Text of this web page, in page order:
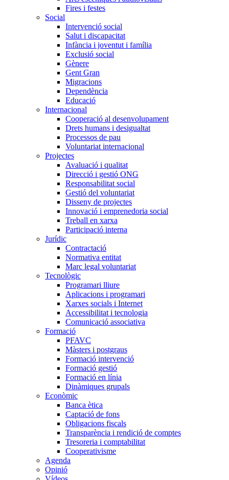
Fires i festes
Social
Intervenció social
Salut i discapacitat
Infància i joventut i família
Exclusió social
Gènere
Gent Gran
Migracions
Dependència
Educació
Internacional
Cooperació al desenvolupament
Drets humans i desigualtat
Processos de pau
Voluntariat internacional
Projectes
Avaluació i qualitat
Direcció i gestió ONG
Responsabilitat social
Gestió del voluntariat
Disseny de projectes
Innovació i emprenedoria social
Treball en xarxa
Participació interna
Jurídic
Contractació
Normativa entitat
Marc legal voluntariat
Tecnològic
Programari lliure
Aplicacions i programari
Xarxes socials i Internet
Accessibilitat i tecnologia
Comunicació associativa
Formació
PFAVC
Màsters i postgraus
Formació intervenció
Formació gestió
Formació en línia
Dinàmiques grupals
Econòmic
Banca ètica
Captació de fons
Obligacions fiscals
Transparència i rendició de comptes
Tresoreria i comptabilitat
Cooperativisme
Agenda
Opinió